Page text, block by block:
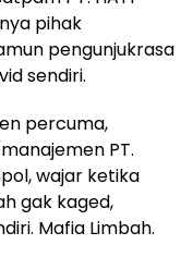
pihak
pengunjukrasa
sendiri.
percuma,
PT.
wajar ketika
gak kaged,
Mafia Limbah.